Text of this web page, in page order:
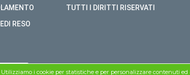
RESO
TUTTI I DIRITTI RISERVATI
Utilizziamo i cookie per statistiche e per personalizzare contenuti